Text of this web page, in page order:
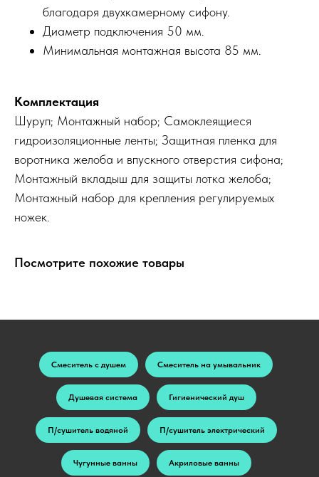
благодаря двухкамерному сифону.
Диаметр подключения 50 мм.
Минимальная монтажная высота 85 мм.
Комплектация
Шуруп; Монтажный набор; Самоклеящиеся
гидроизоляционные ленты; Защитная пленка для
воротника желоба и впускного отверстия сифона;
Монтажный вкладыш для защиты лотка желоба;
Монтажный набор для крепления регулируемых
ножек.
Посмотрите похожие товары
Смеситель с душем Смеситель на умывальник
Душевая система Гигиенический душ
П/сушитель водяной П/сушитель электрический
Чугунные ванны Акриловые ванны